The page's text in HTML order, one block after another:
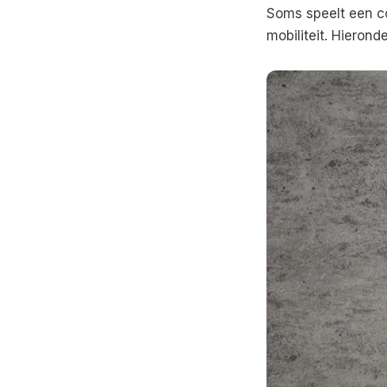
Soms speelt een
mobiliteit.